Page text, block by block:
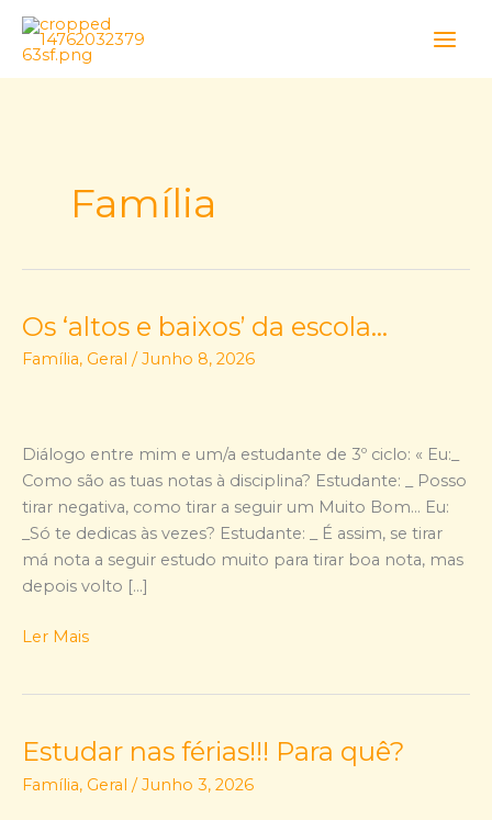
Skip
content
Família
Os ‘altos e baixos’ da escola…
Família, Geral /Junho 8, 2026
Diálogo entre mim e um/a estudante de 3º ciclo: « Eu:_
Como são as tuas notas à disciplina? Estudante: _ Posso
tirar negativa, como tirar a seguir um Muito Bom… Eu:
_Só te dedicas às vezes? Estudante: _ É assim, se tirar
má nota a seguir estudo muito para tirar boa nota, mas
depois volto […]
Os
‘altos
escola…
Ler Mais
Estudar nas férias!!! Para quê?
Família, Geral /Junho 3, 2026
Estudar
nas